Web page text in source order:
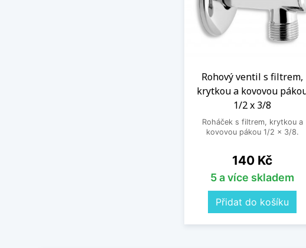
Rohový ventil s filtrem,
krytkou a kovovou
1/2 x 3/8
Roháček s filtrem, krytkou a
kovovou pákou 1/2 x 3/8.
Cena
140 Kč
5 a více skladem
Přidat do košíku